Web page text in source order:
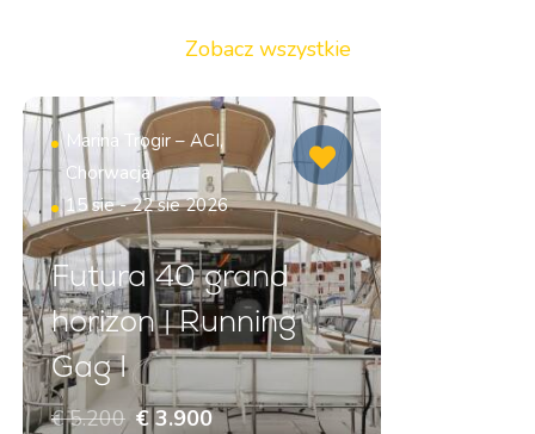
Zobacz wszystkie
Marina Trogir – ACI,
Chorwacja
15 sie - 22 sie 2026
Futura 40 grand
horizon | Running
Gag I
€ 5.200 € 3.900